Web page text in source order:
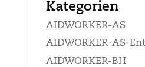
Kategorien
AIDWORKER-AS
AIDWORKER-AS-
AIDWORKER-BH